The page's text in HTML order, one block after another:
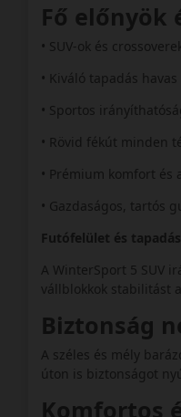
Fő előnyök
• SUV-ok és
• Kiváló tapadás
• Sportos
• Rövid fékút minden
• Prémium komfort és
• Gazdaságos, tartós
Futófelület és
A WinterSport 5 SUV
vállblokkok stabilitást
Biztonság
A széles és mély
úton is biztonságot
Komfortos